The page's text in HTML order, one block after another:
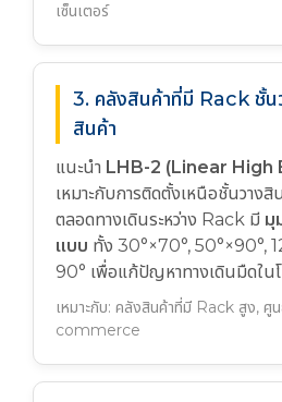
เซ็นเตอร์
3. คลังสินค้าที่มี Rack ชั้น
สินค้า
แนะนำ LHB-2 (Linear High
เหมาะกับการติดตั้งเหนือชั้นวางสิ
ตลอดทางเดินระหว่าง Rack มี มุ
แบบ ทั้ง 30°×70°, 50°×90°,
90° เพื่อแก้ปัญหาทางเดินมืดใน
เหมาะกับ: คลังสินค้าที่มี Rack สูง, ศู
commerce